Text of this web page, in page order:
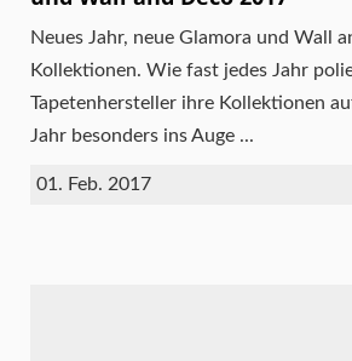
Neues Jahr, neue Glamora und Wall
Kollektionen. Wie fast jedes Jahr
Tapetenhersteller ihre Kollektionen
Jahr besonders ins Auge ...
01. Feb. 2017